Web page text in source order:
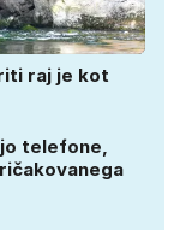
raj je kot
telefone,